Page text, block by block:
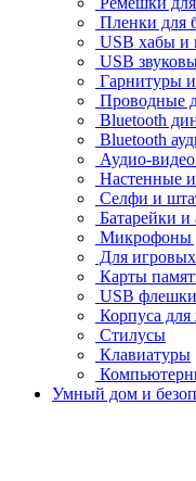
Пленки для
USB хабы и
USB
Гарнитуры
Проводные
Bluetooth
Bluetooth
Аудио-
Настенные
Селфи и
Батарейки и
Микрофоны
Для
Карты
USB флешки
Корпуса для
Стилусы
Клавиатуры
Умный дом и